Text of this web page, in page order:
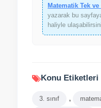
Matematik Tek
yazarak bu
haliyle
Konu Etiketleri
3. sınıf ,